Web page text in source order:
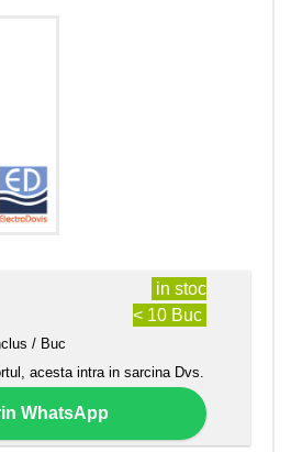
in stoc
< 10 Buc
/ Buc
acesta intra in sarcina Dvs.
WhatsApp